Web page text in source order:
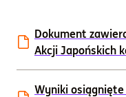
Dokument
Akcji Japońskich
Wyniki osiągnięte